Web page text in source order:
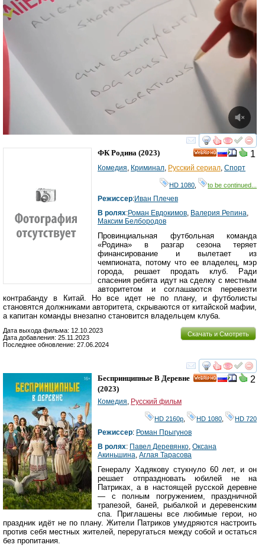
смотреть
1
ФК Родина (2023)
Комедия, Криминал, Русский сериал, Спорт
HD 1080, to be continued...
Режиссер:Иван Плечев
В ролях:Роман Евдокимов, Валерия Репина,
Максим Белбородов
Провинциальная футбольная команда
«Родина» в разгар сезона теряет
финансирование и вылетает из
чемпионата, потому что ее владелец, мэр
города, решает продать клуб. Ради
спасения ребята идут на сделку с местным
авторитетом и соглашаются перевезти
контрабанду в Китай. Но все идет не по плану, и футболисты
становятся должниками авторитета, скрываются от китайской мафии,
а капитан команды внезапно становится владельцем клуба.
Скачать и Смотреть
Дата выхода фильма: 12.10.2023
Дата добавления: 25.11.2023
Последнее обновление: 27.06.2024
смотреть
2
Беспринципные В Деревне
(2023)
Комедия, Русский фильм
HD 2160р HD 1080 HD 720
Режиссер: Роман Прыгунов
В ролях: Павел Деревянко, Оксана
Акиньшина, Аглая Тарасова
Генералу Хадякову стукнуло 60 лет, и он
решает отпраздновать юбилей не на
Патриках, а в настоящей русской деревне
— с полным погружением, праздничной
трапезой, баней, рыбалкой и деревенским
спа. Приглашены все любимые герои, но
праздник идёт не по плану. Жители Патриков умудряются настроить
против себя местных жителей, переругаться между собой и остаться
без пропитания.